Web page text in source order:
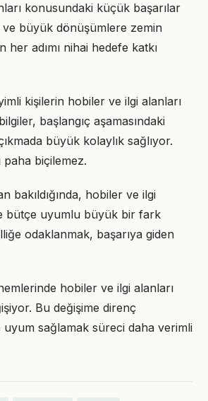
konusundaki küçük başarılar
büyük dönüşümlere zemin
her adımı nihai hedefe katkı
kişilerin hobiler ve ilgi alanları
başlangıç aşamasındaki
büyük kolaylık sağlıyor.
paha biçilemez.
bakıldığında, hobiler ve ilgi
bütçe uyumlu büyük bir fark
odaklanmak, başarıya giden
hobiler ve ilgi alanları
Bu değişime direnç
sağlamak süreci daha verimli